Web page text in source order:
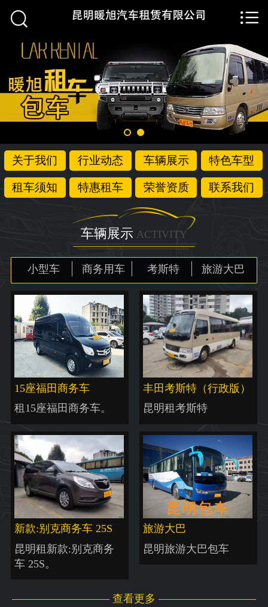
 首页
关于我们
行业动态
车辆展示
租车须知
特惠租车
荣誉资质
联系我们


关于我们 行业动态 车辆展示 特色车型
租车须知 特惠租车 荣誉资质 联系我们
车辆展示 ACTIVITY
小型车 商务用车 考斯特 旅游大巴
15座福田商务车
租15座福田商务车。
丰田考斯特（行政版）
昆明租考斯特
新款:别克商务车 25S
昆明租新款:别克商务
车 25S。
旅游大巴
昆明旅游大巴包车
查看更多